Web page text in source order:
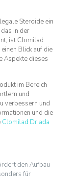
Steroide ein
in der
ist Clomilad
Blick auf die
Aspekte dieses
im Bereich
und
verbessern und
und die
Clomilad Driada
den Aufbau
für